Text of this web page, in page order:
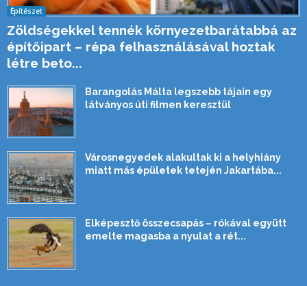
Építészet
Zöldségekkel tennék környezetbarátabbá az
építőipart – répa felhasználásával hoztak
létre beto...
Barangolás Málta legszebb tájain egy
látványos úti filmen keresztül
Városnegyedek alakultak ki a helyhiány
miatt más épületek tetején Jakartába...
Elképesztő összecsapás – rókával együtt
emelte magasba a nyulat a rét...